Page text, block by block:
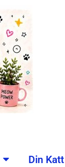
Din Katt